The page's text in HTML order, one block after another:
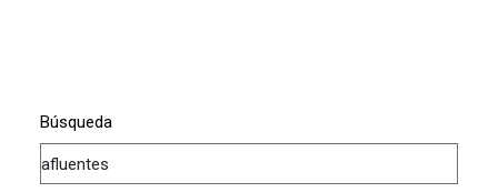
Búsqueda